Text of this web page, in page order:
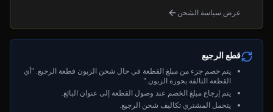
عرض سياسة الشحن
قطع الرجيع
يتم خصم جزء من مبلغ القطعة في حال شحن الزبون قطعة الرجيع. "أي
القطعة التالفة بحوزة الزبون."
يتم إرجاع مبلغ الخصم عند وصول القطعة إلى عنوان البائع.
يتحمل المشتري تكاليف شحن الرجيع.